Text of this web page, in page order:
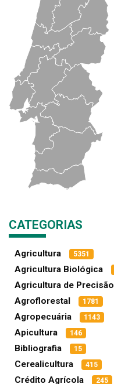
CATEGORIAS
Agricultura 5351
Agricultura Biológica
Agricultura de Precisão
Agroflorestal 1781
Agropecuária 1143
Apicultura 146
Bibliografia 15
Cerealicultura 415
Crédito Agrícola 245